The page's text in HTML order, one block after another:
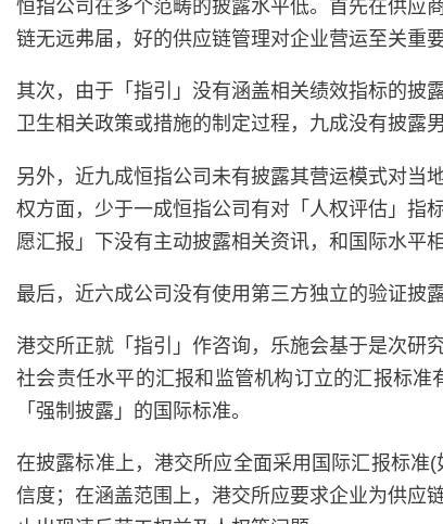
恒指公司在多个范畴的披露水平低。首先在供应
链无远弗届，好的供应链管理对企业营运至关重
其次，由于「指引」没有涵盖相关绩效指标的披
卫生相关政策或措施的制定过程，九成没有披露
另外，近九成恒指公司未有披露其营运模式对当
权方面，少于一成恒指公司有对「人权评估」指
愿汇报」下没有主动披露相关资讯，和国际水平相
最后，近六成公司没有使用第三方独立的验证披
港交所正就「指引」作咨询，乐施会基于是次研
社会责任水平的汇报和监管机构订立的汇报标
「强制披露」的国际标准。
在披露标准上，港交所应全面采用国际汇报标
信度；在涵盖范围上，港交所应要求企业为供应